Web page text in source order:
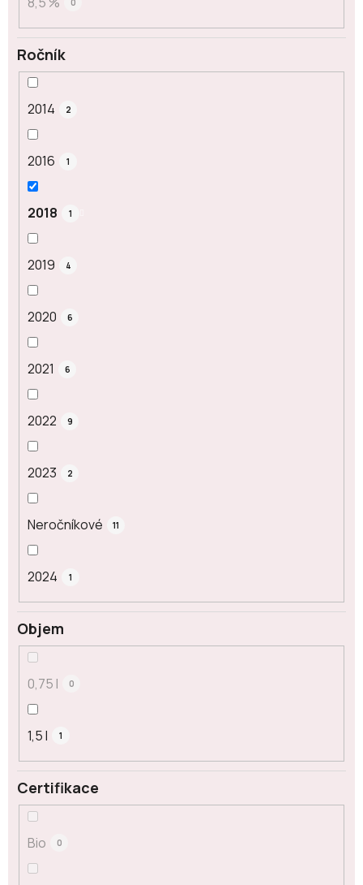
0
Ročník
2014 2
2016 1
2018 1
2019 4
2020 6
2021 6
2022 9
2023 2
Neročníkové 11
2024 1
Objem
0,75 l 0
1,5 l 1
Certifikace
Bio 0